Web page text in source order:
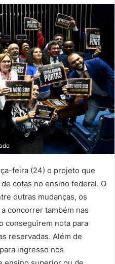
feira (24) o projeto que
cotas no ensino federal. O
outras mudanças, os
concorrer também nas
conseguirem nota para
reservadas. Além de
ingresso nos